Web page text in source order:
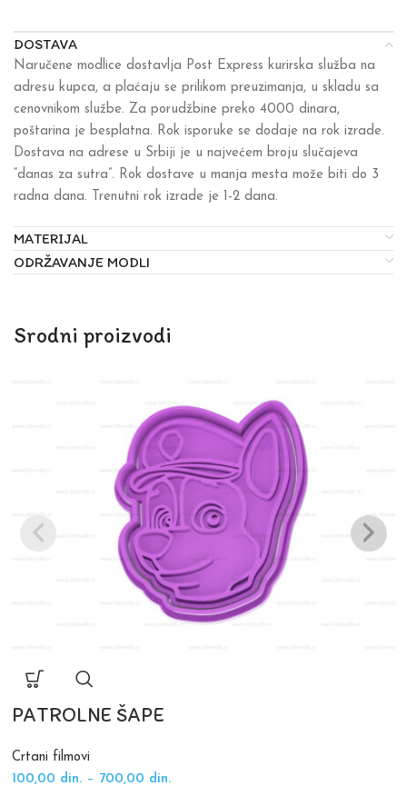
DOSTAVA
Naručene modlice dostavlja Post Express kurirska služba na
adresu kupca, a plaćaju se prilikom preuzimanja, u skladu sa
cenovnikom službe. Za porudžbine preko 4000 dinara,
poštarina je besplatna. Rok isporuke se dodaje na rok izrade.
Dostava na adrese u Srbiji je u najvećem broju slučajeva
“danas za sutra”. Rok dostave u manja mesta može biti do 3
radna dana. Trenutni rok izrade je 1-2 dana.
MATERIJAL
ODRŽAVANJE MODLI
Srodni proizvodi
PATROLNE ŠAPE
Crtani filmovi
100,00 din. – 700,00 din.